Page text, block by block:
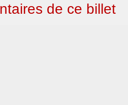
de ce billet